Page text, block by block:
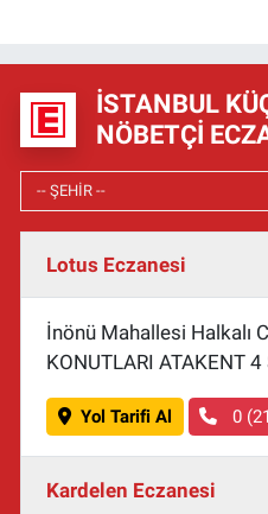
İSTANBUL
NÖBETÇI
Lotus Eczanesi
İnönü Mahallesi Halkalı
KONUTLARI ATAKENT 4
Yol Tarifi Al 0
Kardelen Eczanesi